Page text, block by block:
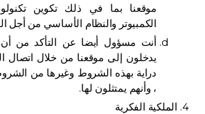
موقعنا بما في ذلك تكوين
الكمبيوتر والنظام الأساسي من أجل
أنت مسؤول أيضا عن التأكد من
يدخلون إلى موقعنا من خلال اتصال
دراية بهذه الشروط وغيرها من
، وأنهم يمتثلون لها.
الملكية الفكرية